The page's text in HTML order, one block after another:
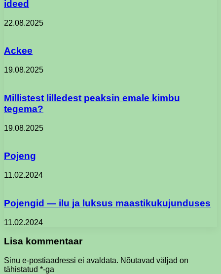
ideed
22.08.2025
Ackee
19.08.2025
Millistest lilledest peaksin emale kimbu
tegema?
19.08.2025
Pojeng
11.02.2024
Pojengid — ilu ja luksus maastikukujunduses
11.02.2024
Lisa kommentaar
Sinu e-postiaadressi ei avaldata. Nõutavad väljad on
tähistatud *-ga